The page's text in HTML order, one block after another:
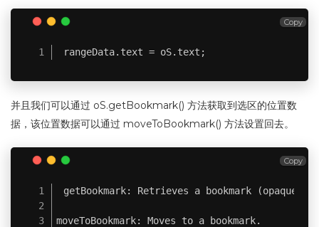
rangeData.text = oS.text;
Copy
并且我们可以通过 oS.getBookmark() 方法获取到选区的位置数
据，该位置数据可以通过 moveToBookmark() 方法设置回去。
getBookmark: Retrieves a bookmark (opaque
moveToBookmark: Moves to a bookmark.
Copy